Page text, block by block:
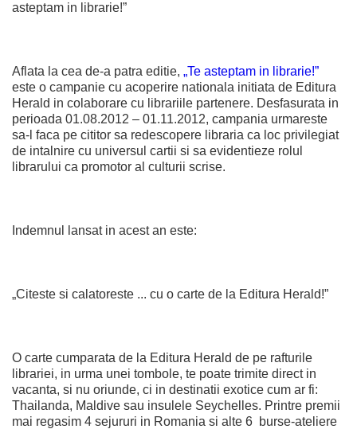
asteptam in librarie!”
Aflata la cea de-a patra editie, „Te asteptam in librarie!”
este o campanie cu acoperire nationala initiata de Editura
Herald in colaborare cu librariile partenere. Desfasurata in
perioada 01.08.2012 – 01.11.2012, campania urmareste
sa-l faca pe cititor sa redescopere libraria ca loc privilegiat
de intalnire cu universul cartii si sa evidentieze rolul
librarului ca promotor al culturii scrise.
Indemnul lansat in acest an este:
„Citeste si calatoreste ... cu o carte de la Editura Herald!”
O carte cumparata de la Editura Herald de pe rafturile
librariei, in urma unei tombole, te poate trimite direct in
vacanta, si nu oriunde, ci in destinatii exotice cum ar fi:
Thailanda, Maldive sau insulele Seychelles. Printre premii
mai regasim 4 sejururi in Romania si alte 6 burse-ateliere